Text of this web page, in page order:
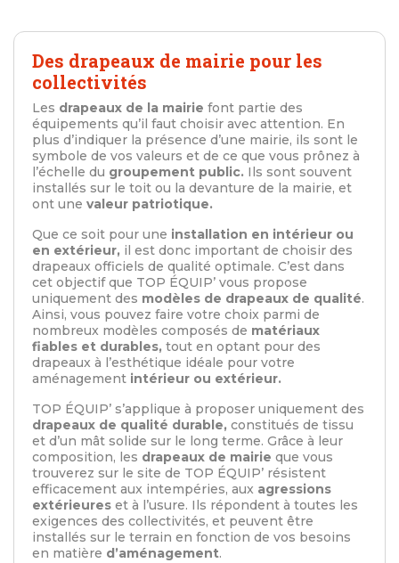
Des drapeaux de mairie pour les
collectivités
Les drapeaux de la mairie font partie des
équipements qu’il faut choisir avec attention. En
plus d’indiquer la présence d’une mairie, ils sont le
symbole de vos valeurs et de ce que vous prônez à
l’échelle du groupement public. Ils sont souvent
installés sur le toit ou la devanture de la mairie, et
ont une valeur patriotique.
Que ce soit pour une installation en intérieur ou
en extérieur, il est donc important de choisir des
drapeaux officiels de qualité optimale. C’est dans
cet objectif que TOP ÉQUIP’ vous propose
uniquement des modèles de drapeaux de qualité.
Ainsi, vous pouvez faire votre choix parmi de
nombreux modèles composés de matériaux
fiables et durables, tout en optant pour des
drapeaux à l’esthétique idéale pour votre
aménagement intérieur ou extérieur.
TOP ÉQUIP’ s’applique à proposer uniquement des
drapeaux de qualité durable, constitués de tissu
et d’un mât solide sur le long terme. Grâce à leur
composition, les drapeaux de mairie que vous
trouverez sur le site de TOP ÉQUIP’ résistent
efficacement aux intempéries, aux agressions
extérieures et à l’usure. Ils répondent à toutes les
exigences des collectivités, et peuvent être
installés sur le terrain en fonction de vos besoins
en matière d’aménagement.